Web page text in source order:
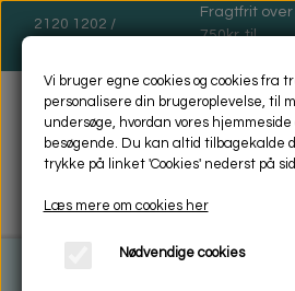
2120 1202 /
Fragtfrit over
750kr. til
Vi bruger egne cookies og cookies fra
personalisere din brugeroplevelse, til
undersøge, hvordan vores
besøgende. Du kan altid tilbagekalde
trykke på linket 'Cookies' nederst på
Læs mere om cookies her
Nødvendige cookies